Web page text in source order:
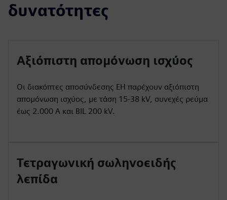
δυνατότητες
Αξιόπιστη απομόνωση ισχύος
Οι διακόπτες αποσύνδεσης EH παρέχουν αξιόπιστη
απομόνωση ισχύος, με τάση 15-38 kV, συνεχές ρεύμα
έως 2.000 A και BIL 200 kV.
Τετραγωνική σωληνοειδής
λεπίδα